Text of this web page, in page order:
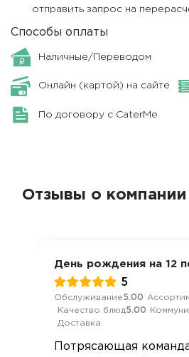
отправить запрос на
Способы оплаты
Наличные/Переводом
Онлайн (картой) на сайте
По договору с CaterMe
Отзывы о компании
День рождения на 12
5
Обслуживание5.00
Качество блюд5.00
Доставка
Потрясающая